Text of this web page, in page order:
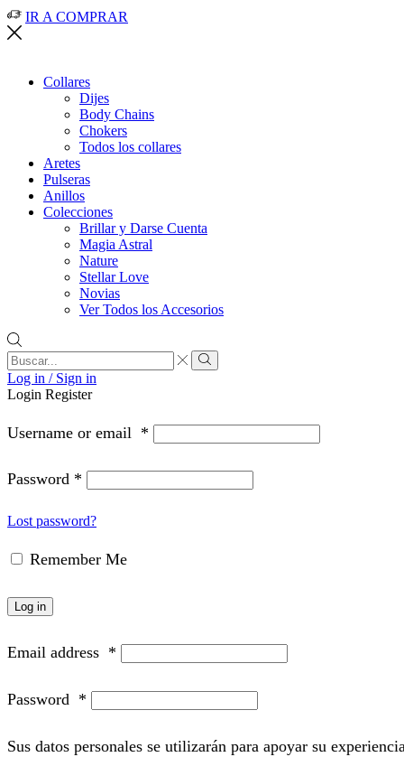
IR A COMPRAR
Collares
Dijes
Body Chains
Chokers
Todos los collares
Aretes
Pulseras
Anillos
Colecciones
Brillar y Darse Cuenta
Magia Astral
Nature
Stellar Love
Novias
Ver Todos los Accesorios
Search
input
Search
Log in / Sign in
Login Register
Username or email *
Password *
Lost password?
Remember Me
Log in
Email address *
Password *
Sus datos personales se utilizarán para apoyar su